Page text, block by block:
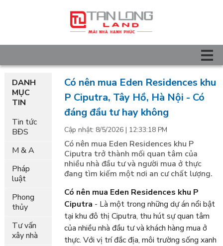
DANH
MỤC
TIN
Tin tức
BĐS
M & A
Pháp
luật
Phong
thủy
Tư vấn
xây nhà
Có nên mua Eden Residences khu
P Ciputra, Tây Hồ, Hà Nội - Có
đáng đầu tư hay không
Cập nhật: 8/5/2026 | 12:33:18 PM
Có nên mua Eden Residences khu P
Ciputra trở thành mối quan tâm của
nhiều nhà đầu tư và người mua ở thực
đang tìm kiếm một nơi an cư chất lượng.
Có nên mua Eden Residences khu P
Ciputra - Là một trong những dự án nổi bật
tại khu đô thị Ciputra, thu hút sự quan tâm
của nhiều nhà đầu tư và khách hàng mua ở
thực. Với vị trí đắc địa, môi trường sống xanh